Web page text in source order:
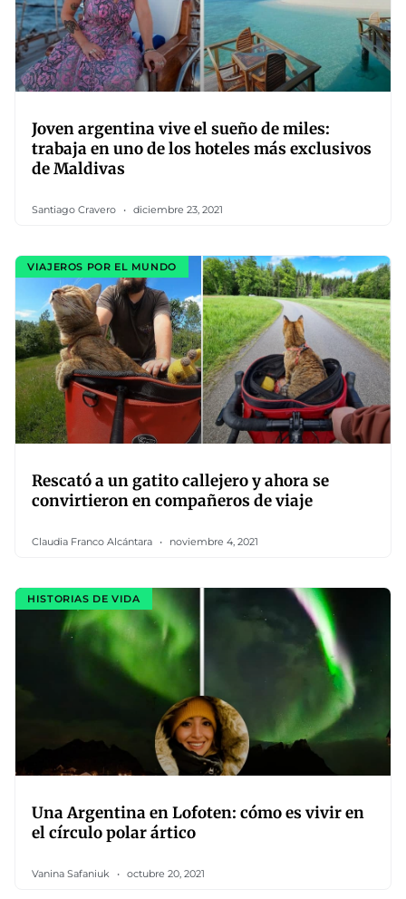
Joven argentina vive el sueño de miles:
trabaja en uno de los hoteles más exclusivos
de Maldivas
Santiago Cravero diciembre 23, 2021
VIAJEROS POR EL MUNDO
Rescató a un gatito callejero y ahora se
convirtieron en compañeros de viaje
Claudia Franco Alcántara noviembre 4, 2021
HISTORIAS DE VIDA
Una Argentina en Lofoten: cómo es vivir en
el círculo polar ártico
Vanina Safaniuk octubre 20, 2021